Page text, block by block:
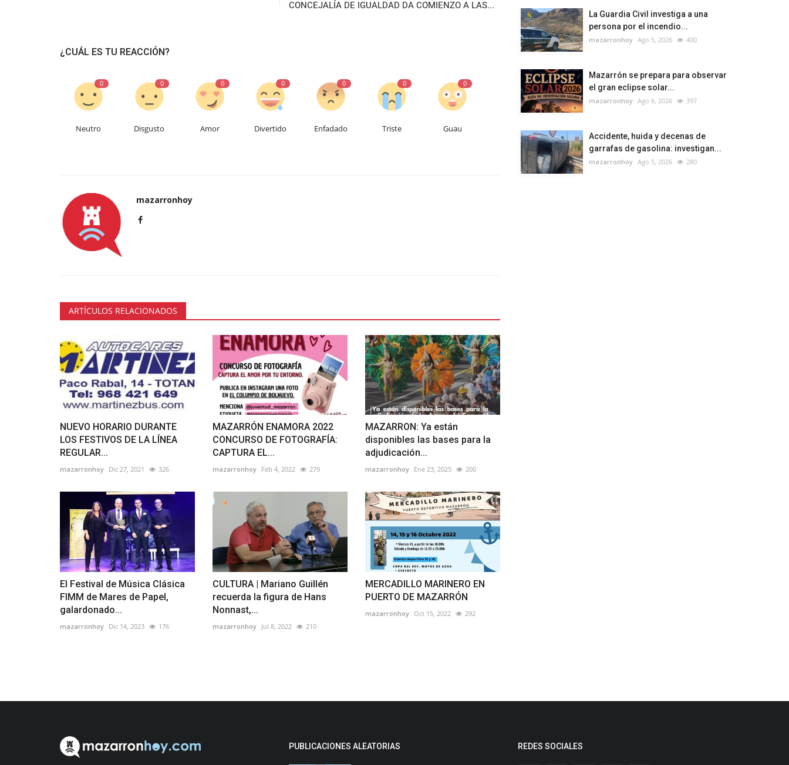
CONCEJALÍA DE IGUALDAD DA COMIENZO A LAS...
¿CUÁL ES TU REACCIÓN?
0
Neutro
0
Disgusto
0
Amor
0
Divertido
0
Enfadado
0
Triste
0
Guau
mazarronhoy
ARTÍCULOS RELACIONADOS
NUEVO HORARIO DURANTE
LOS FESTIVOS DE LA LÍNEA
REGULAR...
mazarronhoy Dic 27, 2021 326
MAZARRÓN ENAMORA 2022
CONCURSO DE FOTOGRAFÍA:
CAPTURA EL...
mazarronhoy Feb 4, 2022 279
MAZARRON: Ya están
disponibles las bases para la
adjudicación...
mazarronhoy Ene 23, 2025 200
El Festival de Música Clásica
FIMM de Mares de Papel,
galardonado...
mazarronhoy Dic 14, 2023 176
CULTURA | Mariano Guillén
recuerda la figura de Hans
Nonnast,...
mazarronhoy Jul 8, 2022 210
MERCADILLO MARINERO EN
PUERTO DE MAZARRÓN
mazarronhoy Oct 15, 2022 292
La Guardia Civil investiga a una
persona por el incendio...
mazarronhoy Ago 5, 2026 400
Mazarrón se prepara para observar
el gran eclipse solar...
mazarronhoy Ago 6, 2026 397
Accidente, huida y decenas de
garrafas de gasolina: investigan...
mazarronhoy Ago 5, 2026 280
PUBLICACIONES ALEATORIAS REDES SOCIALES